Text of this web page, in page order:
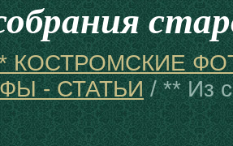
КОСТРОМСКИЕ
- СТАТЬИ/ ** Из